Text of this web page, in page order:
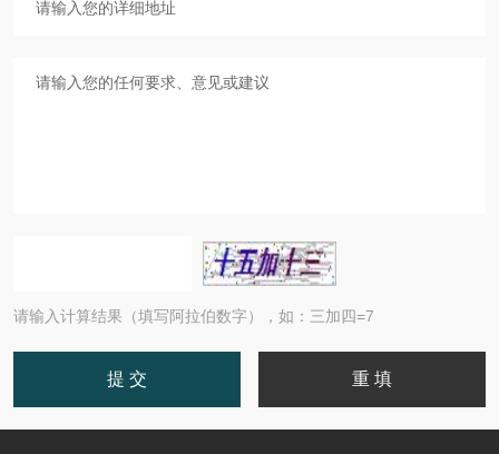
请输入计算结果（填写阿拉伯数字），如：三加四=7